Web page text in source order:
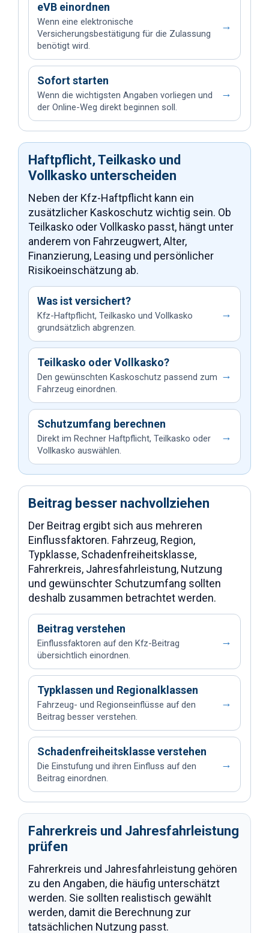
eVB einordnen
Wenn eine elektronische
Versicherungsbestätigung für die Zulassung
benötigt wird.
→
Sofort starten
Wenn die wichtigsten Angaben vorliegen und
der Online-Weg direkt beginnen soll.
→
Haftpflicht, Teilkasko und
Vollkasko unterscheiden
Neben der Kfz-Haftpflicht kann ein
zusätzlicher Kaskoschutz wichtig sein. Ob
Teilkasko oder Vollkasko passt, hängt unter
anderem von Fahrzeugwert, Alter,
Finanzierung, Leasing und persönlicher
Risikoeinschätzung ab.
Was ist versichert?
Kfz-Haftpflicht, Teilkasko und Vollkasko
grundsätzlich abgrenzen.
→
Teilkasko oder Vollkasko?
Den gewünschten Kaskoschutz passend zum
Fahrzeug einordnen.
→
Schutzumfang berechnen
Direkt im Rechner Haftpflicht, Teilkasko oder
Vollkasko auswählen.
→
Beitrag besser nachvollziehen
Der Beitrag ergibt sich aus mehreren
Einflussfaktoren. Fahrzeug, Region,
Typklasse, Schadenfreiheitsklasse,
Fahrerkreis, Jahresfahrleistung, Nutzung
und gewünschter Schutzumfang sollten
deshalb zusammen betrachtet werden.
Beitrag verstehen
Einflussfaktoren auf den Kfz-Beitrag
übersichtlich einordnen.
→
Typklassen und Regionalklassen
Fahrzeug- und Regionseinflüsse auf den
Beitrag besser verstehen.
→
Schadenfreiheitsklasse verstehen
Die Einstufung und ihren Einfluss auf den
Beitrag einordnen.
→
Fahrerkreis und Jahresfahrleistung
prüfen
Fahrerkreis und Jahresfahrleistung gehören
zu den Angaben, die häufig unterschätzt
werden. Sie sollten realistisch gewählt
werden, damit die Berechnung zur
tatsächlichen Nutzung passt.